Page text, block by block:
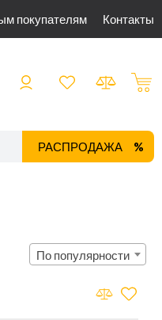
покупателям Контакты
ТРЕКОВЫЕ СИСТЕМЫ
РАСПРОДАЖА
По популярности